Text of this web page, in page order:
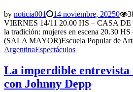
by noticia001 14 noviembre, 20250
VIERNES 14/11 20.00 HS – CASA
la tradición: mujeres en escena 20.30
(SALA MAYOR)Escuela Popular de
ArgentinaEspectáculos
La imperdible entrevista
con Johnny Depp